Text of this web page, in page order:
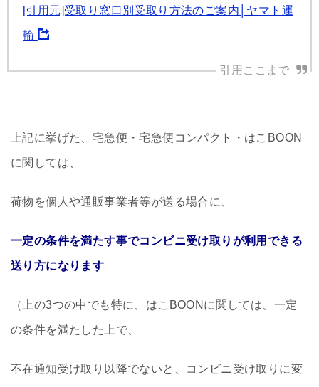
[引用元]受取り窓口別受取り方法のご案内│ヤマト運
輸
上記に挙げた、宅急便・宅急便コンパクト・はこBOON
に関しては、
荷物を個人や通販事業者等が送る場合に、
一定の条件を満たす事でコンビニ受け取りが利用できる
送り方になります
（上の3つの中でも特に、はこBOONに関しては、一定
の条件を満たした上で、
不在通知受け取り以降でないと、コンビニ受け取りに変